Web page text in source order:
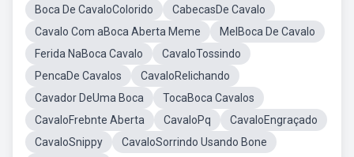
Boca De CavaloColorido
CabecasDe Cavalo
Cavalo Com aBoca Aberta Meme
MelBoca De Cavalo
Ferida NaBoca Cavalo
CavaloTossindo
PencaDe Cavalos
CavaloRelichando
Cavador DeUma Boca
TocaBoca Cavalos
CavaloFrebnte Aberta
CavaloPq
CavaloEngraçado
CavaloSnippy
CavaloSorrindo Usando Bone